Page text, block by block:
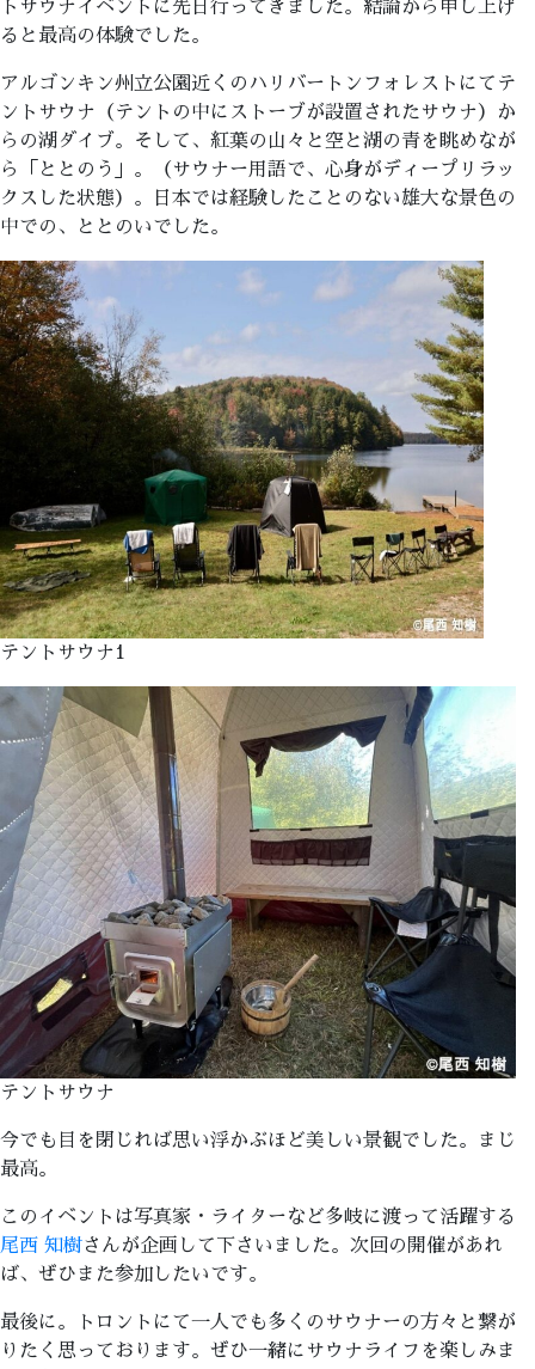
トサウナイベントに先日行ってきました。結論から申し上げ
ると最高の体験でした。
アルゴンキン州立公園近くのハリバートンフォレストにてテ
ントサウナ（テントの中にストーブが設置されたサウナ）か
らの湖ダイブ。そして、紅葉の山々と空と湖の青を眺めなが
ら「ととのう」。（サウナー用語で、心身がディープリラッ
クスした状態）。日本では経験したことのない雄大な景色の
中での、ととのいでした。
テントサウナ1
テントサウナ
今でも目を閉じれば思い浮かぶほど美しい景観でした。まじ
最高。
このイベントは写真家・ライターなど多岐に渡って活躍する
尾西 知樹さんが企画して下さいました。次回の開催があれ
ば、ぜひまた参加したいです。
最後に。トロントにて一人でも多くのサウナーの方々と繋が
りたく思っております。ぜひ一緒にサウナライフを楽しみま